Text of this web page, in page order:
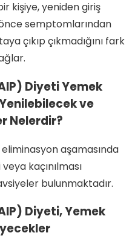
kişiye, yeniden giriş
semptomlarından
çıkıp çıkmadığını fark
Diyeti Yemek
ve
Nelerdir?
aşamasında
kaçınılması
bulunmaktadır.
Diyeti, Yemek